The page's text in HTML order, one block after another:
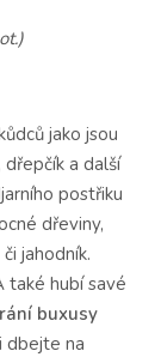
jako jsou
a další
postřiku
dřeviny,
jahodník.
také hubí savé
buxusy
dbejte na